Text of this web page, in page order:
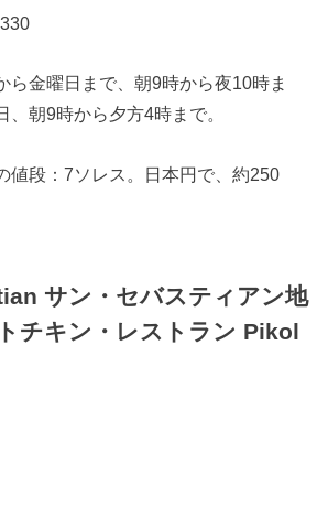
ら金曜日まで、朝9時から夜10時ま
、朝9時から夕方4時まで。
値段：7ソレス。日本円で、約250
サン・セバスティアン地
チキン・レストラン Pikol